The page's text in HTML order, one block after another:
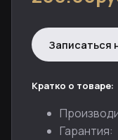
Записаться
Кратко о товаре:
Гарантия: